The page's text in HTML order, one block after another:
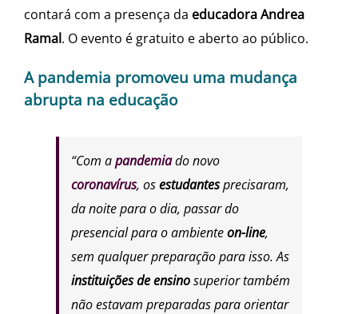
contará com a presença da educadoraAndrea
Ramal. O evento é gratuito e aberto ao público.
A pandemia promoveu uma mudança
abrupta na educação
“Com apandemiado novo
coronavírus, osestudantesprecisaram,
da noite para o dia, passar do
presencial para o ambienteon-line,
sem qualquer preparação para isso. As
instituições de ensinosuperior também
não estavam preparadas para orientar